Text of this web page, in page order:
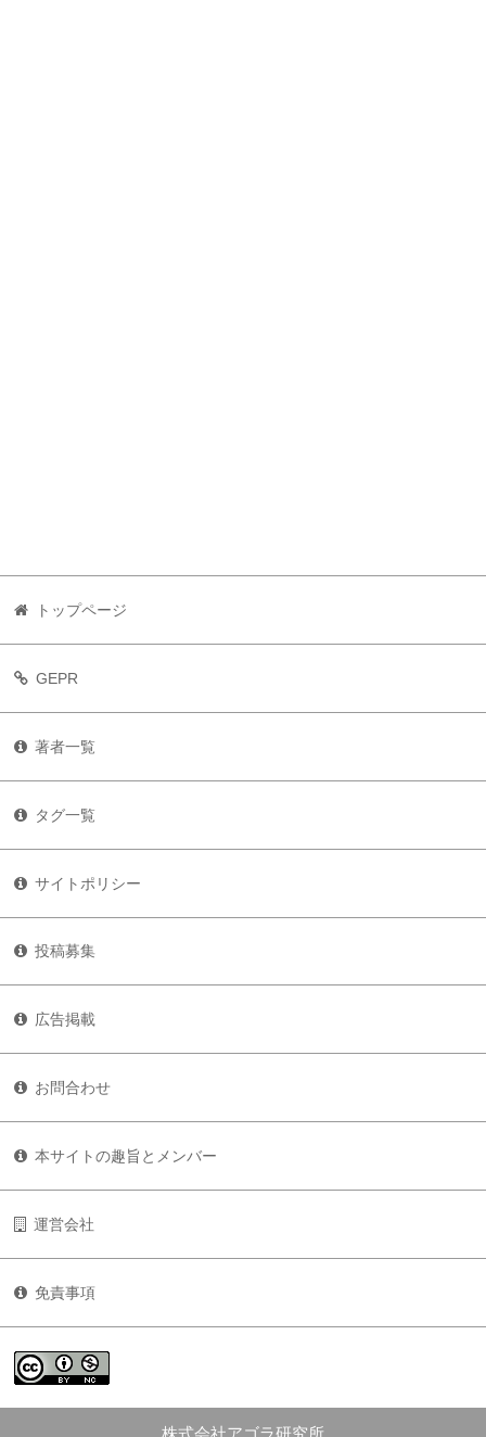
トップページ
GEPR
著者一覧
タグ一覧
サイトポリシー
投稿募集
広告掲載
お問合わせ
本サイトの趣旨とメンバー
運営会社
免責事項